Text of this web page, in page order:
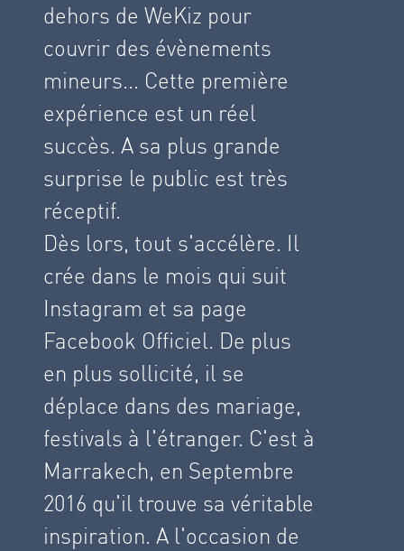
dehors de WeKiz pour
couvrir des évènements
mineurs... Cette première
expérience est un réel
succès. A sa plus grande
surprise le public est très
réceptif.
Dès lors, tout s'accélère. Il
crée dans le mois qui suit
Instagram et sa page
Facebook Officiel. De plus
en plus sollicité, il se
déplace dans des mariage,
festivals à l'étranger. C'est à
Marrakech, en Septembre
2016 qu'il trouve sa véritable
inspiration. A l'occasion de